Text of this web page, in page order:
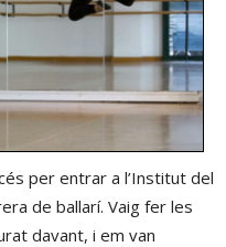
per entrar a l’Institut del
de ballarí. Vaig fer les
davant, i em van